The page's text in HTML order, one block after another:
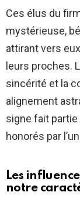
Ces élus du
mystérieuse,
attirant vers
leurs proches.
sincérité et la
alignement
signe fait
honorés par
Les
notre